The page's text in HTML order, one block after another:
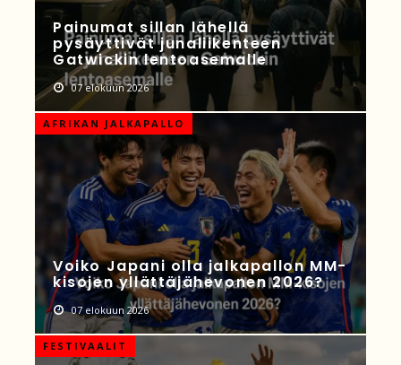
Painumat sillan lähellä
pysäyttivät junaliikenteen
Gatwickin lentoasemalle
07 elokuun 2026
AFRIKAN JALKAPALLO
Voiko Japani olla jalkapallon MM-
kisojen yllättäjähevonen 2026?
07 elokuun 2026
FESTIVAALIT